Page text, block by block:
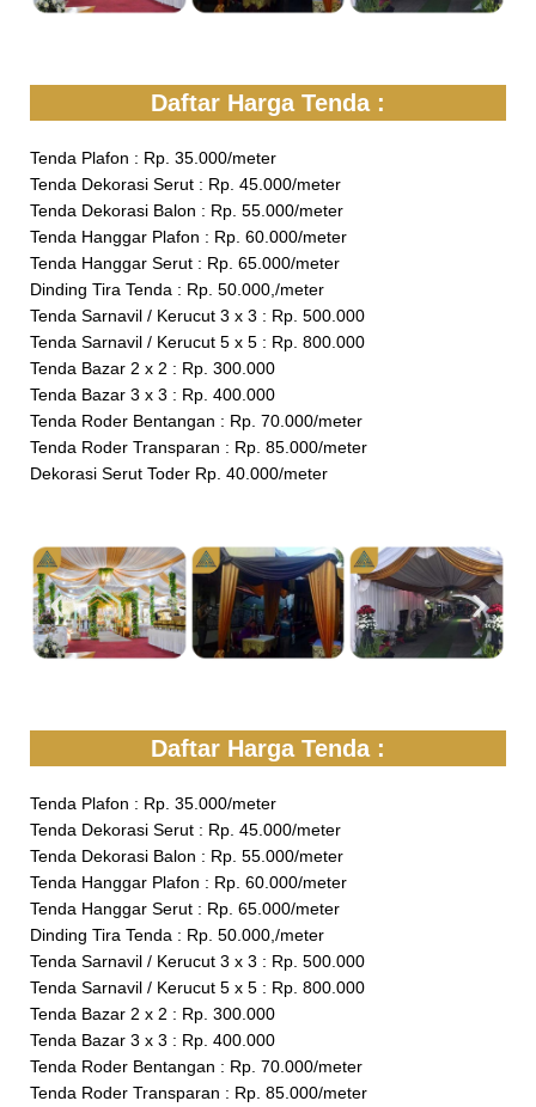
Daftar Harga Tenda :
Tenda Plafon : Rp. 35.000/meter
Tenda Dekorasi Serut : Rp. 45.000/meter
Tenda Dekorasi Balon : Rp. 55.000/meter
Tenda Hanggar Plafon : Rp. 60.000/meter
Tenda Hanggar Serut : Rp. 65.000/meter
Dinding Tira Tenda : Rp. 50.000,/meter
Tenda Sarnavil / Kerucut 3 x 3 : Rp. 500.000
Tenda Sarnavil / Kerucut 5 x 5 : Rp. 800.000
Tenda Bazar 2 x 2 : Rp. 300.000
Tenda Bazar 3 x 3 : Rp. 400.000
Tenda Roder Bentangan : Rp. 70.000/meter
Tenda Roder Transparan : Rp. 85.000/meter
Dekorasi Serut Toder Rp. 40.000/meter
Daftar Harga Tenda :
Tenda Plafon : Rp. 35.000/meter
Tenda Dekorasi Serut : Rp. 45.000/meter
Tenda Dekorasi Balon : Rp. 55.000/meter
Tenda Hanggar Plafon : Rp. 60.000/meter
Tenda Hanggar Serut : Rp. 65.000/meter
Dinding Tira Tenda : Rp. 50.000,/meter
Tenda Sarnavil / Kerucut 3 x 3 : Rp. 500.000
Tenda Sarnavil / Kerucut 5 x 5 : Rp. 800.000
Tenda Bazar 2 x 2 : Rp. 300.000
Tenda Bazar 3 x 3 : Rp. 400.000
Tenda Roder Bentangan : Rp. 70.000/meter
Tenda Roder Transparan : Rp. 85.000/meter